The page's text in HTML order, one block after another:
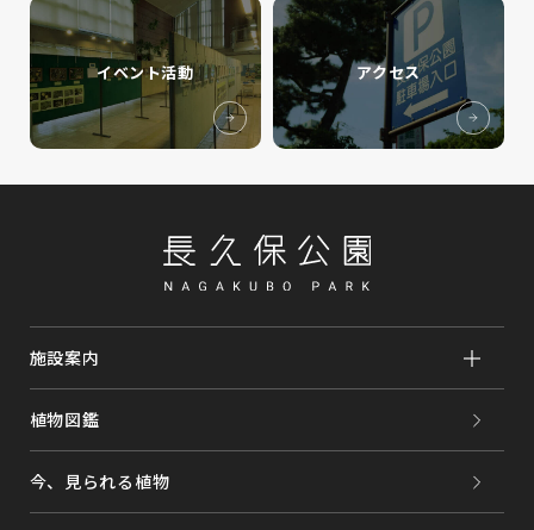
イベント活動 アクセス
施設案内
植物図鑑
今、見られる植物